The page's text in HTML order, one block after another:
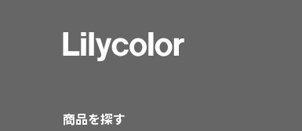
商品を探す